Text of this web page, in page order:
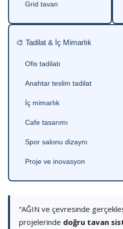
Grid tavan
🎨 Tadilat & İç Mimarlık
Ofis tadilatı
Anahtar teslim tadilat
İç mimarlık
Cafe tasarımı
Spor salonu dizaynı
Proje ve inovasyon
“AĞIN ve çevresinde
projelerinde doğru tavan